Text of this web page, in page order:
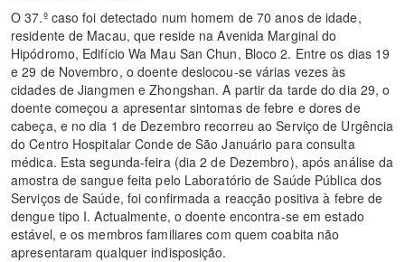
O 37.º caso foi detectado num homem de 70 anos de idade,
residente de Macau, que reside na Avenida Marginal do
Hipódromo, Edifício Wa Mau San Chun, Bloco 2. Entre os dias 19
e 29 de Novembro, o doente deslocou-se várias vezes às
cidades de Jiangmen e Zhongshan. A partir da tarde do dia 29, o
doente começou a apresentar sintomas de febre e dores de
cabeça, e no dia 1 de Dezembro recorreu ao Serviço de Urgência
do Centro Hospitalar Conde de São Januário para consulta
médica. Esta segunda-feira (dia 2 de Dezembro), após análise da
amostra de sangue feita pelo Laboratório de Saúde Pública dos
Serviços de Saúde, foi confirmada a reacção positiva à febre de
dengue tipo I. Actualmente, o doente encontra-se em estado
estável, e os membros familiares com quem coabita não
apresentaram qualquer indisposição.